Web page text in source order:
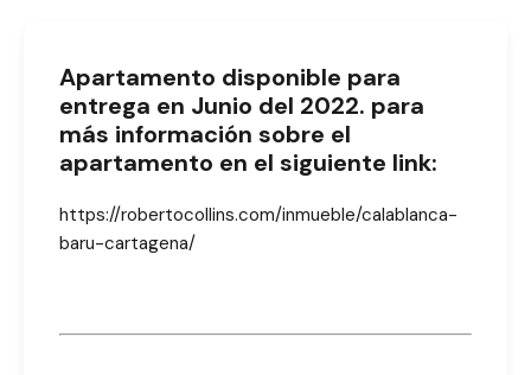
Apartamento disponible para
entrega en Junio del 2022. para
más información sobre el
apartamento en el siguiente link:
https://robertocollins.com/inmueble/calablanca-
baru-cartagena/